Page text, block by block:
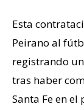
Esta
Peirano al
registrando
tras haber
Santa Fe en el